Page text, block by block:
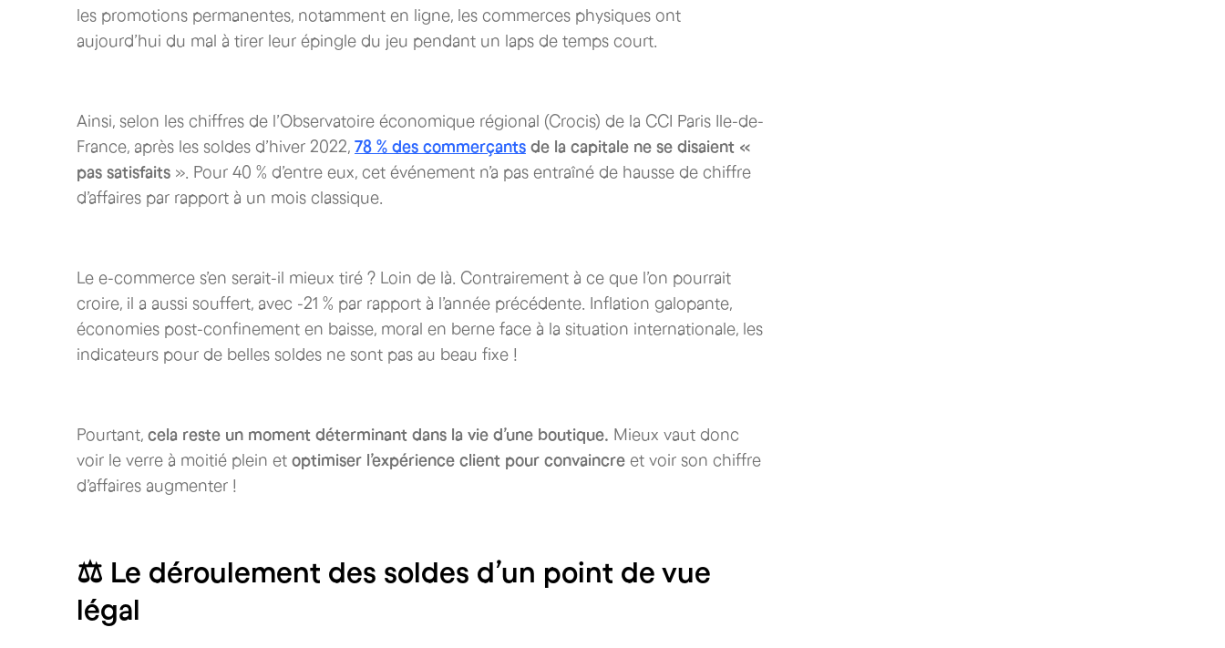
les promotions permanentes, notamment en ligne, les commerces physiques ont
aujourd’hui du mal à tirer leur épingle du jeu pendant un laps de temps court.
Ainsi, selon les chiffres de l’Observatoire économique régional (Crocis) de la CCI Paris Ile-de-
France, après les soldes d’hiver 2022, 78 % des commerçants de la capitale ne se disaient «
pas satisfaits ». Pour 40 % d’entre eux, cet événement n’a pas entraîné de hausse de chiffre
d’affaires par rapport à un mois classique.
Le e-commerce s’en serait-il mieux tiré ? Loin de là. Contrairement à ce que l’on pourrait
croire, il a aussi souffert, avec -21 % par rapport à l’année précédente. Inflation galopante,
économies post-confinement en baisse, moral en berne face à la situation internationale, les
indicateurs pour de belles soldes ne sont pas au beau fixe !
Pourtant, cela reste un moment déterminant dans la vie d’une boutique. Mieux vaut donc
voir le verre à moitié plein et optimiser l’expérience client pour convaincre et voir son chiffre
d’affaires augmenter !
⚖️ Le déroulement des soldes d’un point de vue
légal